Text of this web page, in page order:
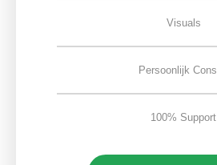
Visuals
Persoonlijk
100% Support